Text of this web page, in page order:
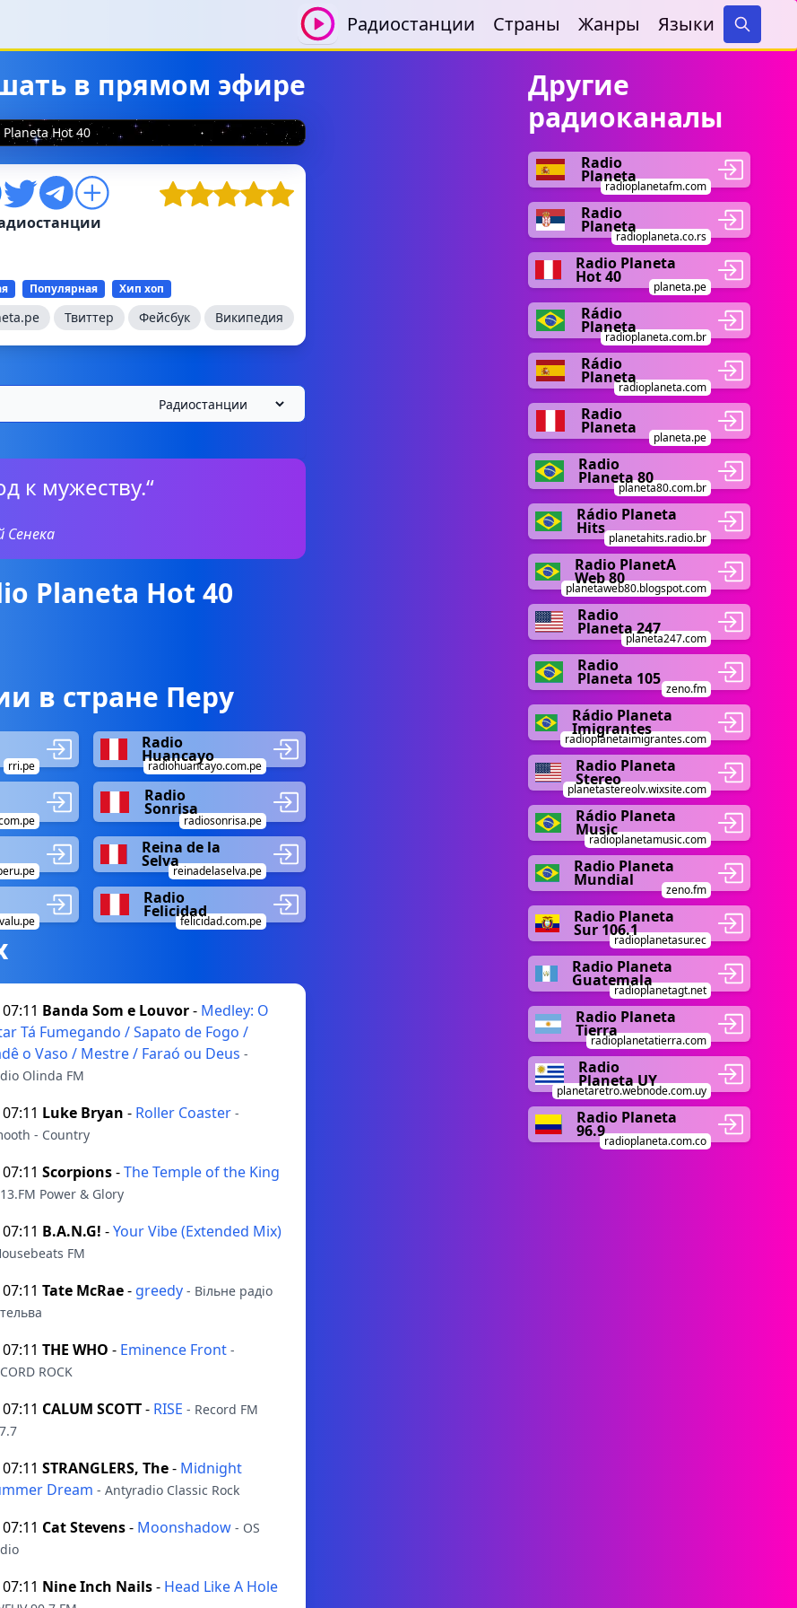
Радиостанции Страны Жанры Языки
Search
в прямом эфире
Planeta Hot 40
Популярная Хип хоп
Твиттер Фейсбук Википедия
к мужеству.“
Сенека
Planeta Hot 40
в стране Перу
rri.pe
Radio
Huancayo
radiohuancayo.com.pe
Radio
Sonrisa
radiosonrisa.pe
Reina de la
Selva
reinadelaselva.pe
Radio
Felicidad
felicidad.com.pe
07:11 Banda Som e Louvor- Medley: O
Tá Fumegando / Sapato de Fogo /
o Vaso / Mestre / Faraó ou Deus -
Olinda FM
07:11 Luke Bryan - Roller Coaster -
- Country
07:11 Scorpions-The Temple of the King
Power & Glory
07:11 B.A.N.G! -Your Vibe (Extended Mix)
FM
07:11 Tate McRae- greedy - Вільне радіо
07:11 THE WHO - Eminence Front -
ROCK
07:11 CALUM SCOTT- RISE - Record FM
07:11 STRANGLERS, The- Midnight
Dream - Antyradio Classic Rock
07:11 Cat Stevens- Moonshadow - OS
07:11 Nine Inch Nails- Head Like A Hole
Другие
радиоканалы
Radio
Planeta
radioplanetafm.com
Radio
Planeta
radioplaneta.co.rs
Radio Planeta
Hot 40
planeta.pe
Rádio
Planeta
radioplaneta.com.br
Rádio
Planeta
radioplaneta.com
Radio
Planeta
planeta.pe
Radio
Planeta 80
planeta80.com.br
Rádio Planeta
Hits
planetahits.radio.br
Radio PlanetA
Web 80
planetaweb80.blogspot.com
Radio
Planeta 247
planeta247.com
Radio
Planeta 105
zeno.fm
Rádio Planeta
Imigrantes
radioplanetaimigrantes.com
Radio Planeta
Stereo
planetastereolv.wixsite.com
Rádio Planeta
Music
radioplanetamusic.com
Radio Planeta
Mundial
zeno.fm
Radio Planeta
Sur 106.1
radioplanetasur.ec
Radio Planeta
Guatemala
radioplanetagt.net
Radio Planeta
Tierra
radioplanetatierra.com
Radio
Planeta UY
planetaretro.webnode.com.uy
Radio Planeta
96.9
radioplaneta.com.co